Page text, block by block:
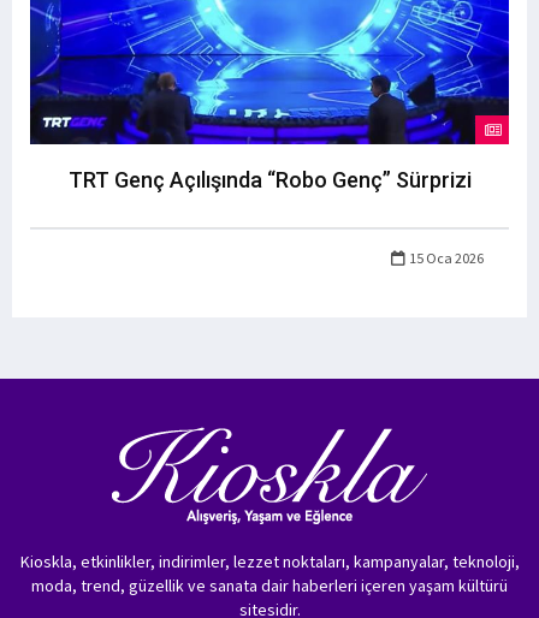
TRT Genç Açılışında “Robo Genç” Sürprizi
15 Oca 2026
Kioskla, etkinlikler, indirimler, lezzet noktaları, kampanyalar, teknoloji,
moda, trend, güzellik ve sanata dair haberleri içeren yaşam kültürü
sitesidir.